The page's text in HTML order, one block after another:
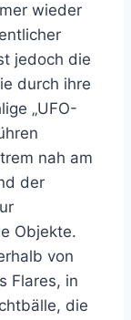
wieder
jedoch die
durch ihre
„UFO-
nah am
der
Objekte.
von
Flares, in
die